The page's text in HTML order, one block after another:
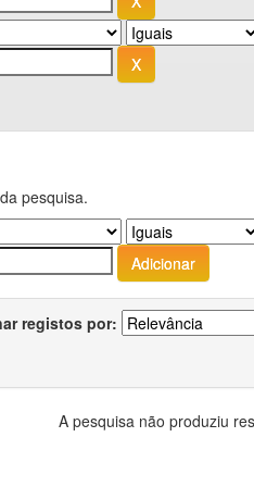
pesquisa.
registos por:
A pesquisa não produziu